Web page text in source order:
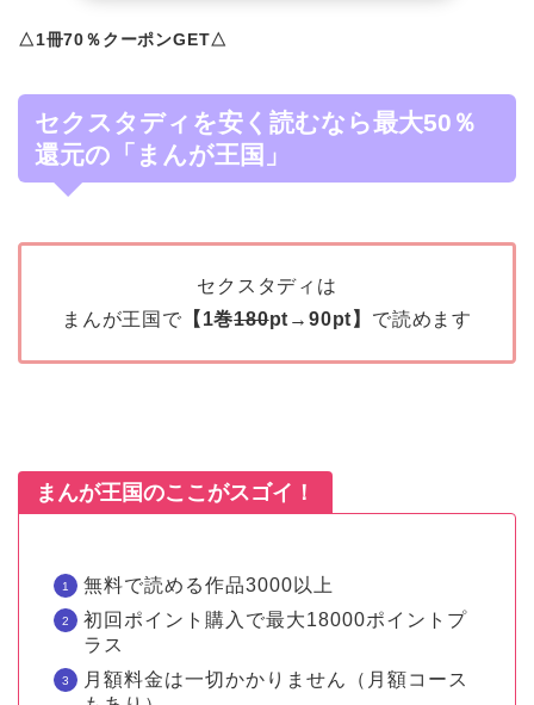
△1冊70％クーポンGET△
セクスタディを安く読むなら最大50％
還元の「まんが王国」
セクスタディは
まんが王国で 【1巻180pt→90pt】 で読めます
まんが王国のここがスゴイ！
無料で読める作品3000以上
初回ポイント購入で最大18000ポイントプ
ラス
月額料金は一切かかりません（月額コース